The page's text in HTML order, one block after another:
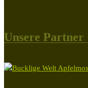
Unsere Partner